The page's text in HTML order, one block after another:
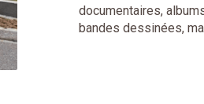
documentaires,
bandes dessinées,